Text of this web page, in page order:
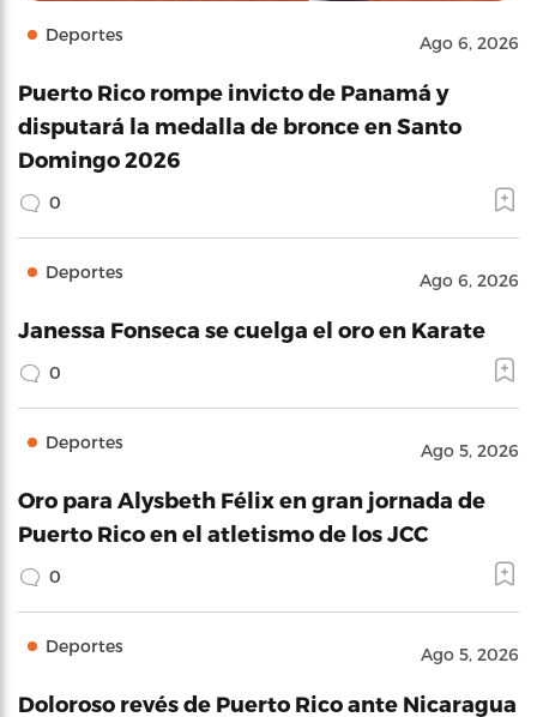
Deportes Ago 6, 2026
Puerto Rico rompe invicto de Panamá y
disputará la medalla de bronce en Santo
Domingo 2026
0
Deportes Ago 6, 2026
Janessa Fonseca se cuelga el oro en Karate
0
Deportes Ago 5, 2026
Oro para Alysbeth Félix en gran jornada de
Puerto Rico en el atletismo de los JCC
0
Deportes Ago 5, 2026
Doloroso revés de Puerto Rico ante Nicaragua